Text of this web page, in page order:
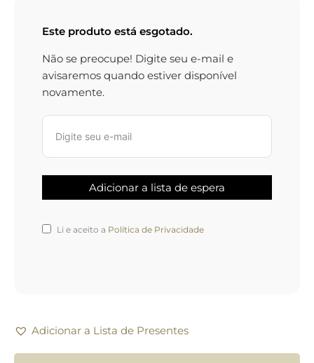
Este produto está esgotado.
Não se preocupe! Digite seu e-mail e
avisaremos quando estiver disponível
novamente.
Li e aceito a Política de Privacidade
Adicionar a Lista de Presentes